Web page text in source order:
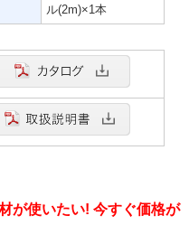
ル(2m)×1本
が使いたい! 今すぐ価格が